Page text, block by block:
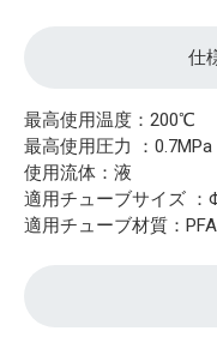
仕
最高使用温度：200℃
最高使用圧力 ：0.7MPa
使用流体：液
適用チューブサイズ
適用チューブ材質：